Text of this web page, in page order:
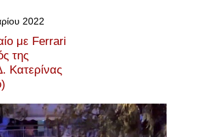
2022
με Ferrari
της
Κατερίνας